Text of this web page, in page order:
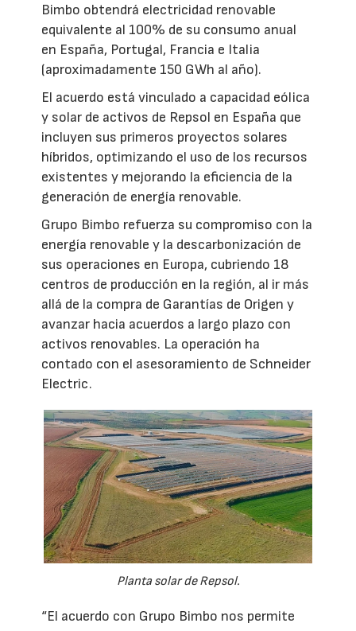
Bimbo obtendrá electricidad renovable
equivalente al 100% de su consumo anual
en España, Portugal, Francia e Italia
(aproximadamente 150 GWh al año).
El acuerdo está vinculado a capacidad eólica
y solar de activos de Repsol en España que
incluyen sus primeros proyectos solares
híbridos, optimizando el uso de los recursos
existentes y mejorando la eficiencia de la
generación de energía renovable.
Grupo Bimbo refuerza su compromiso con la
energía renovable y la descarbonización de
sus operaciones en Europa, cubriendo 18
centros de producción en la región, al ir más
allá de la compra de Garantías de Origen y
avanzar hacia acuerdos a largo plazo con
activos renovables. La operación ha
contado con el asesoramiento de Schneider
Electric.
Planta solar de Repsol.
“El acuerdo con Grupo Bimbo nos permite